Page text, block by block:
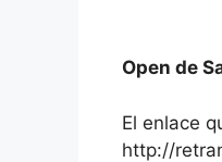
Open de
El enlace
http://